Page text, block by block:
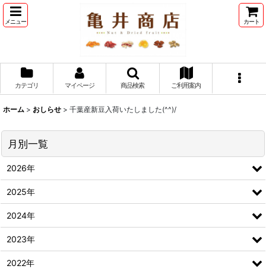
メニュー カート
カテゴリ マイページ 商品検索 ご利用案内
ホーム > おしらせ > 千葉産新豆入荷いたしました(^^)/
月別一覧
2026年
2025年
2024年
2023年
2022年